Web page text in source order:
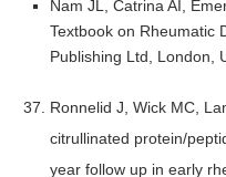
Nam JL, Catrina AI,
Textbook on Rheumatic
Publishing Ltd, London,
Ronnelid J, Wick MC,
citrullinated protein/
year follow up in early